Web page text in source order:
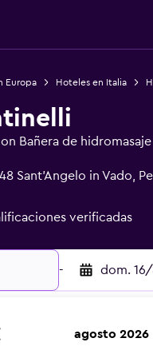
Europa Hoteles en Italia
Bañera de hidromasaje
Sant'Angelo in Vado,
verificadas
- dom.
agosto 2026